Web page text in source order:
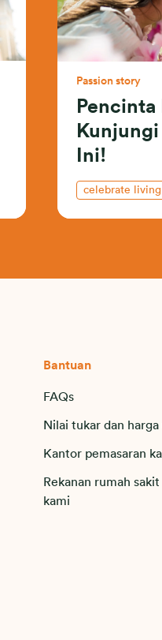
Passion story
Ini!
celebrate living
Bantuan
FAQs
Nilai tukar dan
Kantor pemasaran
Rekanan rumah sakit
kami